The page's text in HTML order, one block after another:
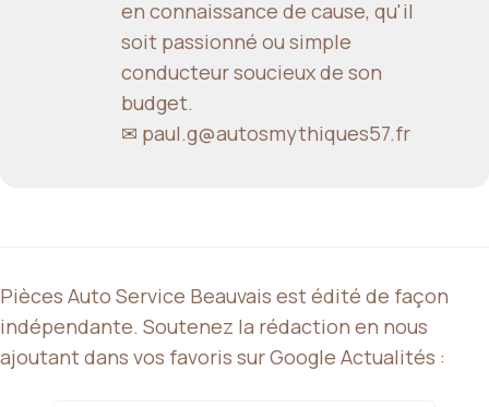
en connaissance de cause, qu'il
soit passionné ou simple
conducteur soucieux de son
budget.
✉ paul.g@autosmythiques57.fr
Pièces Auto Service Beauvais est édité de façon
indépendante. Soutenez la rédaction en nous
ajoutant dans vos favoris sur Google Actualités :